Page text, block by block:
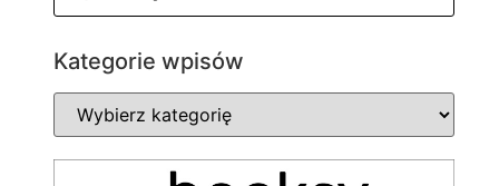
Kategorie wpisów